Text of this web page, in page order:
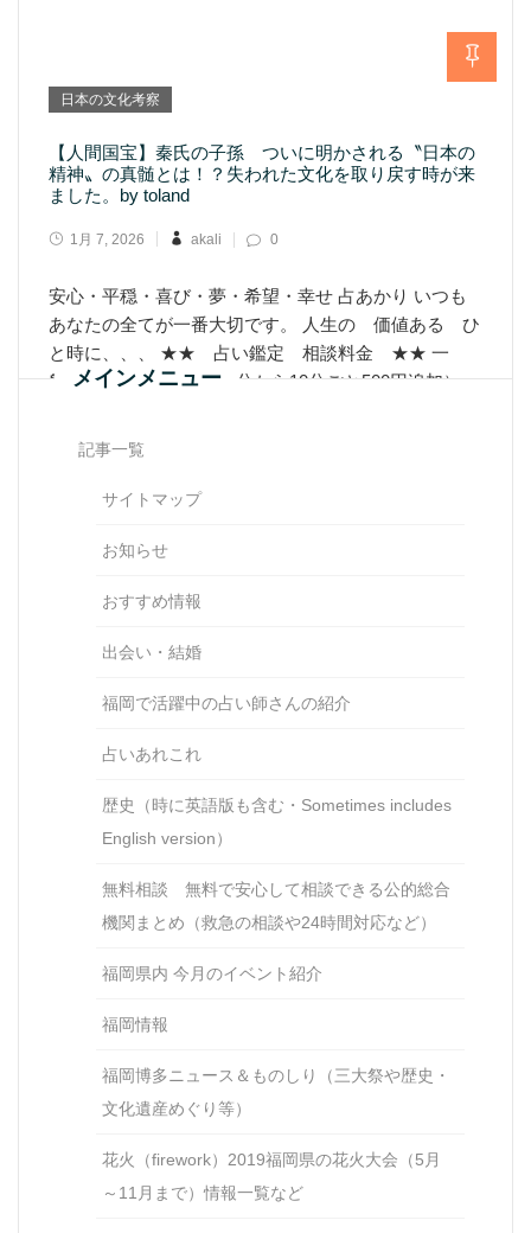
日本の文化考察
【人間国宝】秦氏の子孫 ついに明かされる〝日本の
精神〟の真髄とは！？失われた文化を取り戻す時が来
ました。by toland
1月 7, 2026 akali 0
安心・平穏・喜び・夢・希望・幸せ 占あかり いつも
あなたの全てが一番大切です。 人生の 価値ある ひ
と時に、、、 ★★ 占い鑑定 相談料金 ★★ 一
般 1500円 30分 （30分から10分ごと500円追加）
Learn More
メインメニュー
記事一覧
サイトマップ
お知らせ
おすすめ情報
出会い・結婚
福岡で活躍中の占い師さんの紹介
占いあれこれ
歴史（時に英語版も含む・Sometimes includes
English version）
無料相談 無料で安心して相談できる公的総合
機関まとめ（救急の相談や24時間対応など）
福岡県内 今月のイベント紹介
福岡情報
福岡博多ニュース＆ものしり（三大祭や歴史・
文化遺産めぐり等）
花火（firework）2019福岡県の花火大会（5月
～11月まで）情報一覧など